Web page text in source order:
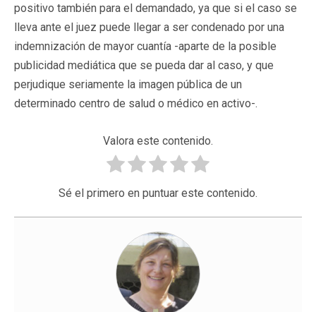
positivo también para el demandado, ya que si el caso se
lleva ante el juez puede llegar a ser condenado por una
indemnización de mayor cuantía -aparte de la posible
publicidad mediática que se pueda dar al caso, y que
perjudique seriamente la imagen pública de un
determinado centro de salud o médico en activo-.
Valora este contenido.
Sé el primero en puntuar este contenido.